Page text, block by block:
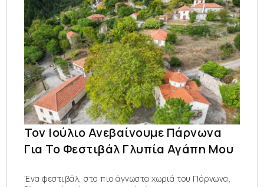
Τον Ιούλιο Ανεβαίνουμε Πάρνωνα
Για Το Φεστιβάλ Γλυπία Αγάπη Μου
Ένα φεστιβάλ, στα πιο άγνωστα χωριά του Πάρνωνα,